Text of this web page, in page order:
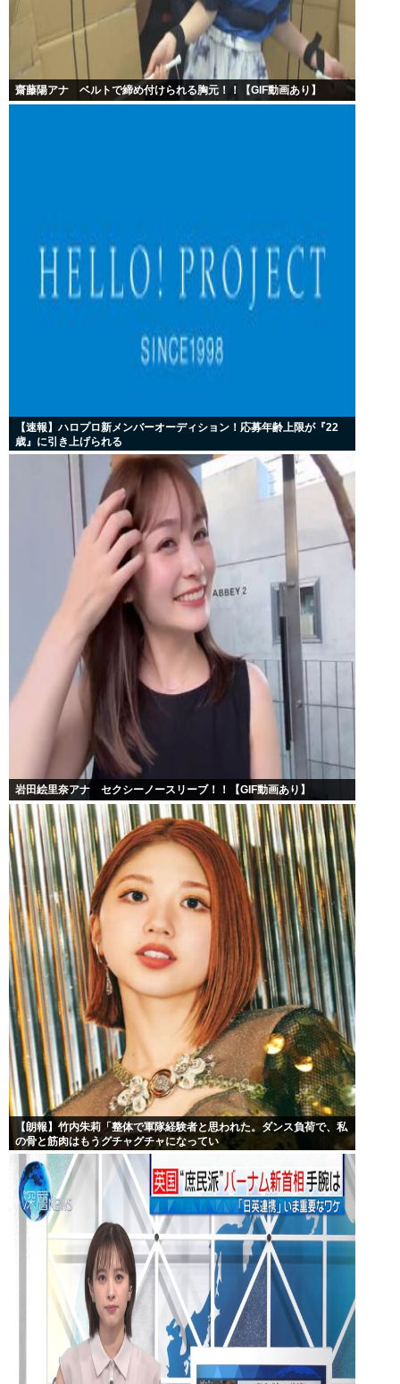
齋藤陽アナ ベルトで締め付けられる胸元！！【GIF動画あり】
【速報】ハロプロ新メンバーオーディション！応募年齢上限が『22
歳』に引き上げられる
岩田絵里奈アナ セクシーノースリーブ！！【GIF動画あり】
【朗報】竹内朱莉「整体で軍隊経験者と思われた。ダンス負荷で、私
の骨と筋肉はもうグチャグチャになってい